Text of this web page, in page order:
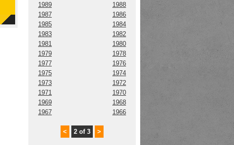
1989
1988
1987
1986
1985
1984
1983
1982
1981
1980
1979
1978
1977
1976
1975
1974
1973
1972
1971
1970
1969
1968
1967
1966
< 2 of 3 >